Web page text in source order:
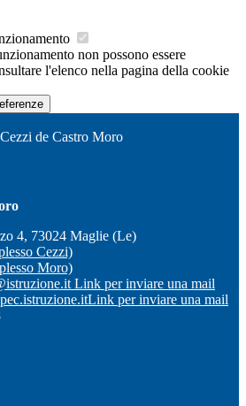
non possono essere
l'elenco nella pagina della cookie
de Castro Moro
4, 73024 Maglie (Le)
Cezzi)
Moro)
Link per inviare una mail
Link per inviare una mail